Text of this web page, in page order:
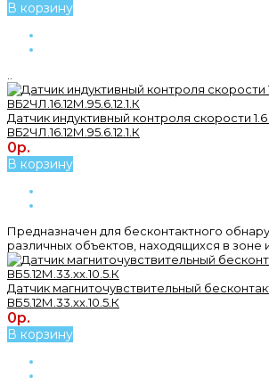
В корзину
Датчик индуктивный контроля скорости
ВБ2ЧЛ.16.12М.95.6.12.1.К
0р.
В корзину
Предназначен для бесконтактного
различных объектов, находящихся в зоне
Датчик магниточувствительный
ВБ5.12М.33.хх.10.5.К
0р.
В корзину